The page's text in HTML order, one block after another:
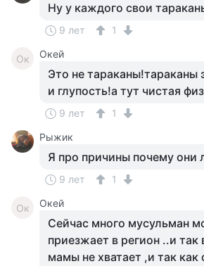
Ну у каждого свои
9 лет 1
Ок Окей
Это не тараканы!тараканы
и глупость!а тут чистая
9 лет
1
Рыжик
Я про причины почему они
9 лет 1
Ок Окей
Сейчас много мусульман
приезжает в регион ..и так
мамы не хватает ,и так